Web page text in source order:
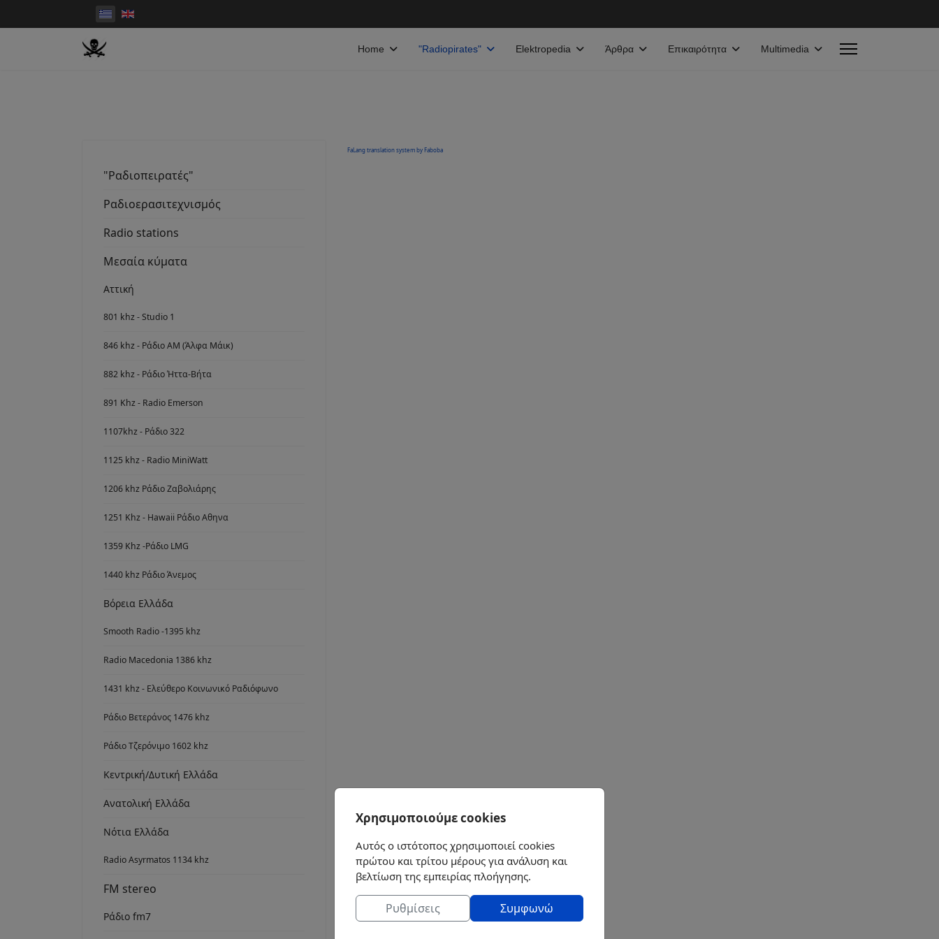
Home "Radiopirates" Elektropedia Άρθρα Επικαιρότητα Multimedia
"Ραδιοπειρατές"
Ραδιοερασιτεχνισμός
Radio stations
Μεσαία κύματα
Αττική
801 khz - Studio 1
846 khz - Ράδιο ΑΜ (Άλφα Μάικ)
882 khz - Ράδιο Ήττα-Βήτα
891 Khz - Radio Emerson
1107khz - Ράδιο 322
1125 khz - Radio MiniWatt
1206 khz Ράδιο Ζαβολιάρης
1251 Khz - Hawaii Ράδιο Αθηνα
1359 Khz -Ράδιο LMG
1440 khz Ράδιο Άνεμος
Βόρεια Ελλάδα
Smooth Radio -1395 khz
Radio Macedonia 1386 khz
1431 khz - Ελεύθερο Κοινωνικό Ραδιόφωνο
Ράδιο Βετεράνος 1476 khz
Ράδιο Τζερόνιμο 1602 khz
Κεντρική/Δυτική Ελλάδα
Ανατολική Ελλάδα
Νότια Ελλάδα
Radio Asyrmatos 1134 khz
FM stereo
Ράδιο fm7
FaLang translation system by Faboba
Χρησιμοποιούμε cookies
Αυτός ο ιστότοπος χρησιμοποιεί cookies
πρώτου και τρίτου μέρους για ανάλυση και
βελτίωση της εμπειρίας πλοήγησης.
Ρυθμίσεις Συμφωνώ